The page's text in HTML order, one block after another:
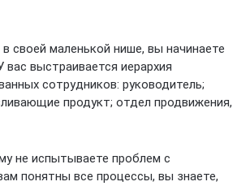
своей маленькой нише, вы начинаете
вас выстраивается иерархия
сотрудников: руководитель;
продукт; отдел продвижения,
не испытываете проблем с
понятны все процессы, вы знаете,